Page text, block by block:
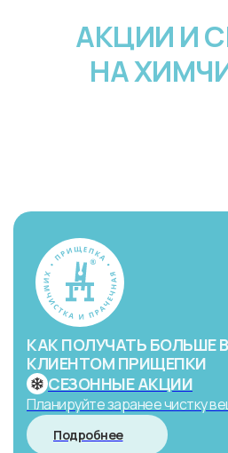
АКЦИИ И
НА
СЕЗОННЫЕ АКЦИИ
Планируйте заранее чистку
Подробнее
КАК ПОЛУЧАТЬ БОЛЬШЕ
КЛИЕНТОМ ПРИЩЕПКИ